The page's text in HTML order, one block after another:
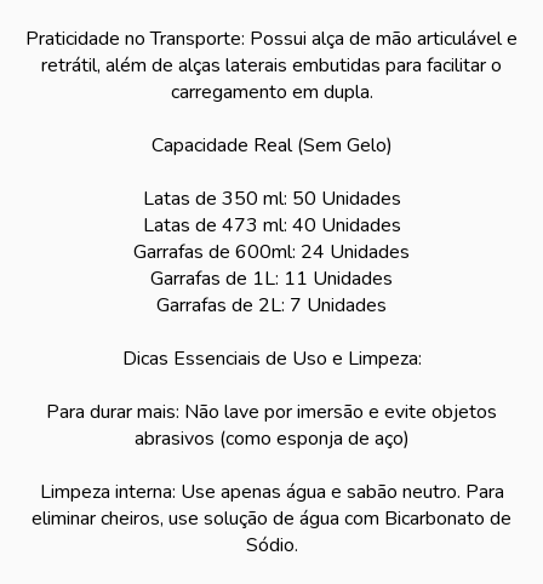
Praticidade no Transporte: Possui alça de mão articulável e
retrátil, além de alças laterais embutidas para facilitar o
carregamento em dupla.
Capacidade Real (Sem Gelo)
Latas de 350 ml: 50 Unidades
Latas de 473 ml: 40 Unidades
Garrafas de 600ml: 24 Unidades
Garrafas de 1L: 11 Unidades
Garrafas de 2L: 7 Unidades
Dicas Essenciais de Uso e Limpeza:
Para durar mais: Não lave por imersão e evite objetos
abrasivos (como esponja de aço)
Limpeza interna: Use apenas água e sabão neutro. Para
eliminar cheiros, use solução de água com Bicarbonato de
Sódio.